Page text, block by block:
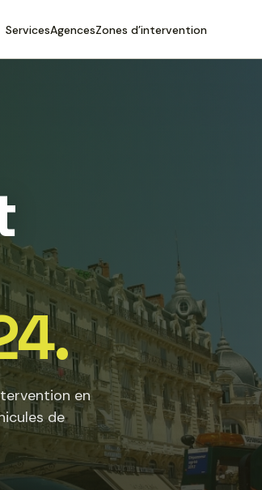
ServicesAgencesZones d’intervention
en
de